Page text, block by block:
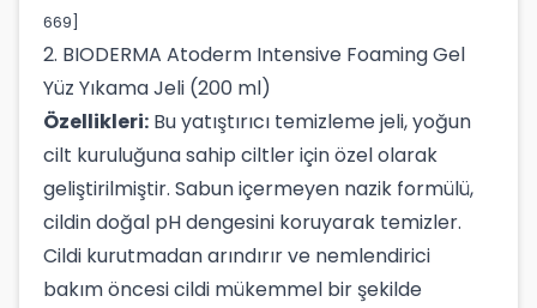
669]
2. BIODERMA Atoderm Intensive Foaming Gel
Yüz Yıkama Jeli (200 ml)
Özellikleri: Bu yatıştırıcı temizleme jeli, yoğun
cilt kuruluğuna sahip ciltler için özel olarak
geliştirilmiştir. Sabun içermeyen nazik formülü,
cildin doğal pH dengesini koruyarak temizler.
Cildi kurutmadan arındırır ve nemlendirici
bakım öncesi cildi mükemmel bir şekilde